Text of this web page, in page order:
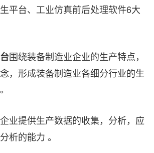
平台、工业仿真前后处理软件6大
围绕装备制造业企业的生产特点，
，形成装备制造业各细分行业的生
业提供生产数据的收集，分析，应
析的能力 。